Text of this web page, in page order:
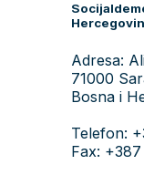
Adresa:
71000
Bosna i
Telefon:
Fax: